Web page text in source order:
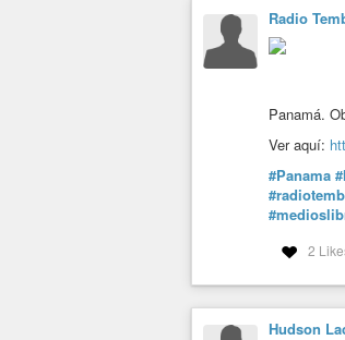
Radio
Panamá.
Ver aquí:
#Panama
2
Hudson